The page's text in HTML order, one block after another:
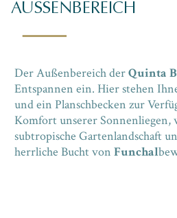
AUSSENBEREICH
Der Außenbereich derQuinta
Entspannen ein. Hier stehen
und ein Planschbecken zur
Komfort unserer Sonnenliegen,
subtropische Gartenlandschaft
herrliche Bucht von Funchal